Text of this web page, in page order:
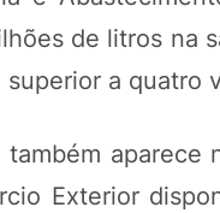
de litros na
a quatro
Exterior